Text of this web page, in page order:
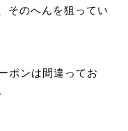
そのへんを狙ってい
ポンは間違ってお